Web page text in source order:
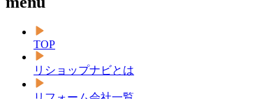
TOP
リショップナビとは